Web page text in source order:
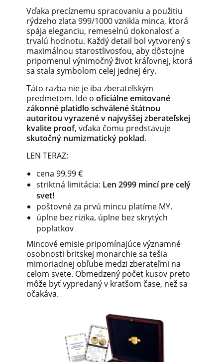
Vďaka precíznemu spracovaniu a použitiu
rýdzeho zlata 999/1000 vznikla minca, ktorá
spája eleganciu, remeselnú dokonalosť a
trvalú hodnotu. Každý detail bol vytvorený s
maximálnou starostlivosťou, aby dôstojne
pripomenul výnimočný život kráľovnej, ktorá
sa stala symbolom celej jednej éry.
Táto razba nie je iba zberateľským
predmetom. Ide o oficiálne emitované
zákonné platidlo schválené štátnou
autoritou vyrazené v najvyššej zberateľskej
kvalite proof, vďaka čomu predstavuje
skutočný numizmatický poklad.
LEN TERAZ:
cena 99,99€
striktná limitácia: Len 2999 mincí pre celý
svet!
poštovné za prvú mincu platíme MY.
úplne bez rizika, úplne bez skrytých
poplatkov
Mincové emisie pripomínajúce významné
osobnosti britskej monarchie sa tešia
mimoriadnej obľube medzi zberateľmi na
celom svete. Obmedzený počet kusov preto
môže byť vypredaný v kratšom čase, než sa
očakáva.